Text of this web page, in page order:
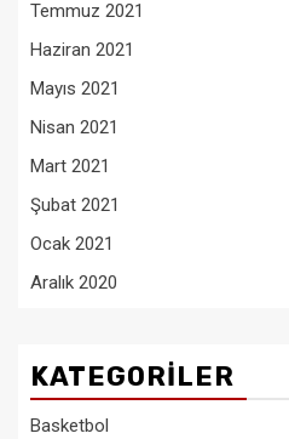
Temmuz 2021
Haziran 2021
Mayıs 2021
Nisan 2021
Mart 2021
Şubat 2021
Ocak 2021
Aralık 2020
KATEGORILER
Basketbol